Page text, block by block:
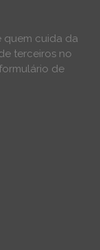
quem cuida da
terceiros no
de